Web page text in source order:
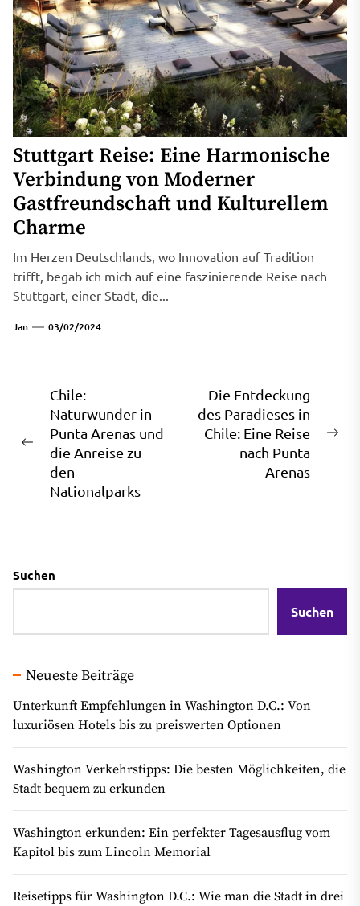
Stuttgart Reise: Eine Harmonische
Verbindung von Moderner
Gastfreundschaft und Kulturellem
Charme
Im Herzen Deutschlands, wo Innovation auf Tradition
trifft, begab ich mich auf eine faszinierende Reise nach
Stuttgart, einer Stadt, die...
Jan 03/02/2024
Beitragsnavigation
Previous
post:
Chile:
Naturwunder in
Punta Arenas und
die Anreise zu
den
Nationalparks
Die Entdeckung
des Paradieses in
Chile: Eine Reise
nach Punta
Arenas
Suchen
Suchen
Neueste Beiträge
Unterkunft Empfehlungen in Washington D.C.: Von
luxuriösen Hotels bis zu preiswerten Optionen
Washington Verkehrstipps: Die besten Möglichkeiten, die
Stadt bequem zu erkunden
Washington erkunden: Ein perfekter Tagesausflug vom
Kapitol bis zum Lincoln Memorial
Reisetipps für Washington D.C.: Wie man die Stadt in drei